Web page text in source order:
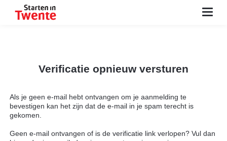
Tools
Agenda
Verificatie opnieuw versturen
Als je geen e-mail hebt ontvangen om je aanmelding te
bevestigen kan het zijn dat de e-mail in je spam terecht is
gekomen.
Geen e-mail ontvangen of is de verificatie link verlopen? Vul dan